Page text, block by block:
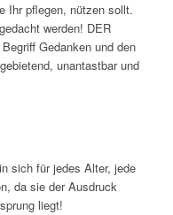
Ihr pflegen, nützen sollt.
werden! DER
Gedanken und den
unantastbar und
sich für jedes Alter, jede
da sie der Ausdruck
liegt!